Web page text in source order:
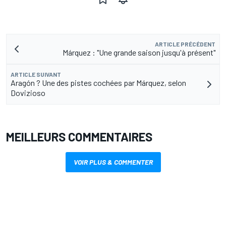
ARTICLE PRÉCÉDENT
Márquez : "Une grande saison jusqu'à présent"
ARTICLE SUIVANT
Aragón ? Une des pistes cochées par Márquez, selon
Dovizioso
MEILLEURS COMMENTAIRES
VOIR PLUS & COMMENTER